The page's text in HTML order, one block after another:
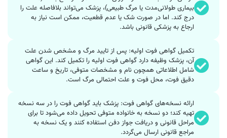
بیماری طولانی‌مدت یا مرگ طبیعی)، پزشک می‌تواند بلافاصله علت را
درج کند. اما در صورت شک یا عدم قطعیت، ممکن است نیاز به
ارجاع به پزشکی قانونی باشد.
تکمیل گواهی فوت اولیه: پس از تایید مرگ و مشخص شدن علت
آن، پزشک وظیفه دارد گواهی فوت اولیه را تکمیل کند. این گواهی
شامل اطلاعاتی همچون نام و مشخصات متوفی، تاریخ و ساعت
دقیق فوت، محل فوت و علت احتمالی مرگ است.
ارائه نسخه‌های گواهی فوت: پزشک باید گواهی فوت را در سه نسخه
تهیه کند؛ دو نسخه به خانواده متوفی تحویل داده می‌شود تا برای
مراحل قانونی و دریافت جواز دفن استفاده کنند و یک نسخه به
مراجع قانونی ارسال می‌گردد.